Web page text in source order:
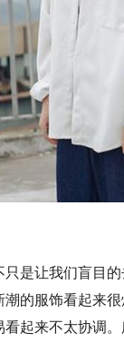
是让我们盲目
的服饰看起来
起来不太协调